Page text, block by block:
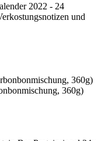
2022 - 24
und
360g)